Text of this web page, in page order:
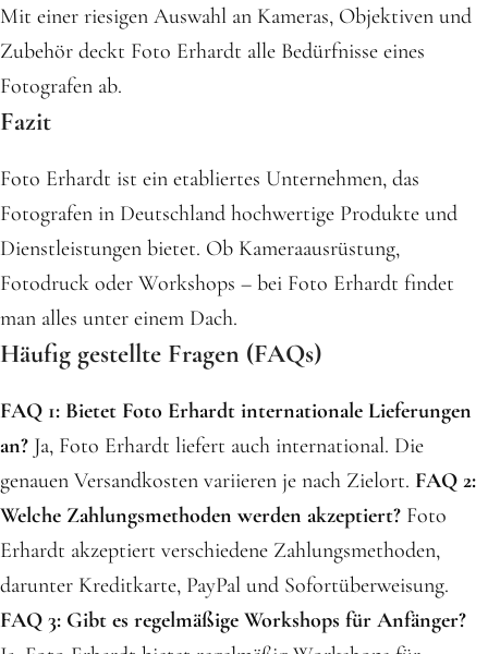
Mit einer riesigen Auswahl an Kameras, Objektiven und
Zubehör deckt Foto Erhardt alle Bedürfnisse eines
Fotografen ab.
Fazit
Foto Erhardt ist ein etabliertes Unternehmen, das
Fotografen in Deutschland hochwertige Produkte und
Dienstleistungen bietet. Ob Kameraausrüstung,
Fotodruck oder Workshops – bei Foto Erhardt findet
man alles unter einem Dach.
Häufig gestellte Fragen (FAQs)
FAQ 1: Bietet Foto Erhardt internationale Lieferungen
an? Ja, Foto Erhardt liefert auch international. Die
genauen Versandkosten variieren je nach Zielort. FAQ 2:
Welche Zahlungsmethoden werden akzeptiert? Foto
Erhardt akzeptiert verschiedene Zahlungsmethoden,
darunter Kreditkarte, PayPal und Sofortüberweisung.
FAQ 3: Gibt es regelmäßige Workshops für Anfänger?